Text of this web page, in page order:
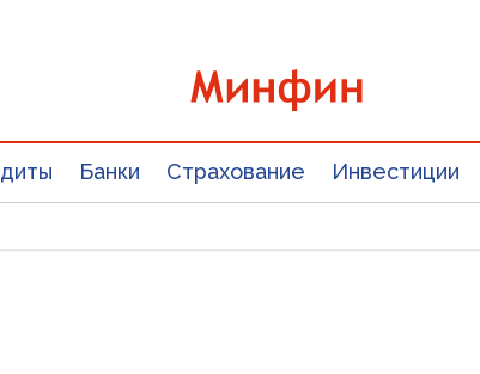
Банки Страхование Инвестиции